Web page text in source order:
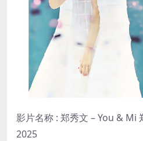
影片名称 : 郑秀文 – You & Mi
2025